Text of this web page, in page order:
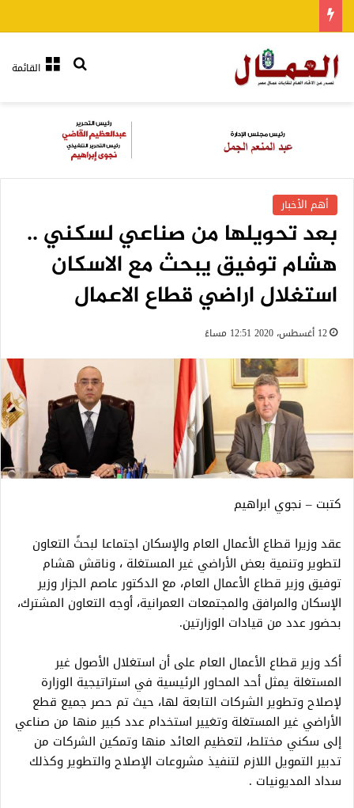
القائمةبحث عن
أهم الأخبار
بعد تحويلها من صناعي لسكني ..
هشام توفيق يبحث مع الاسكان
استغلال اراضي قطاع الاعمال
12 أغسطس، 2020 12:51 مساءً
كتبت – نجوي ابراهيم
عقد وزيرا قطاع الأعمال العام والإسكان اجتماعا لبحثً التعاون
لتطوير وتنمية بعض الأراضي غير المستغلة ، وناقش هشام
توفيق وزير قطاع الأعمال العام، مع الدكتور عاصم الجزار وزير
الإسكان والمرافق والمجتمعات العمرانية، أوجه التعاون المشترك،
بحضور عدد من قيادات الوزارتين.
أكد وزير قطاع الأعمال العام على أن استغلال الأصول غير
المستغلة يمثل أحد المحاور الرئيسية في استراتيجية الوزارة
لإصلاح وتطوير الشركات التابعة لها، حيث تم حصر جميع قطع
الأراضي غير المستغلة وتغيير استخدام عدد كبير منها من صناعي
إلى سكني مختلط، لتعظيم العائد منها وتمكين الشركات من
تدبير التمويل اللازم لتنفيذ مشروعات الإصلاح والتطوير وكذلك
سداد المديونيات .